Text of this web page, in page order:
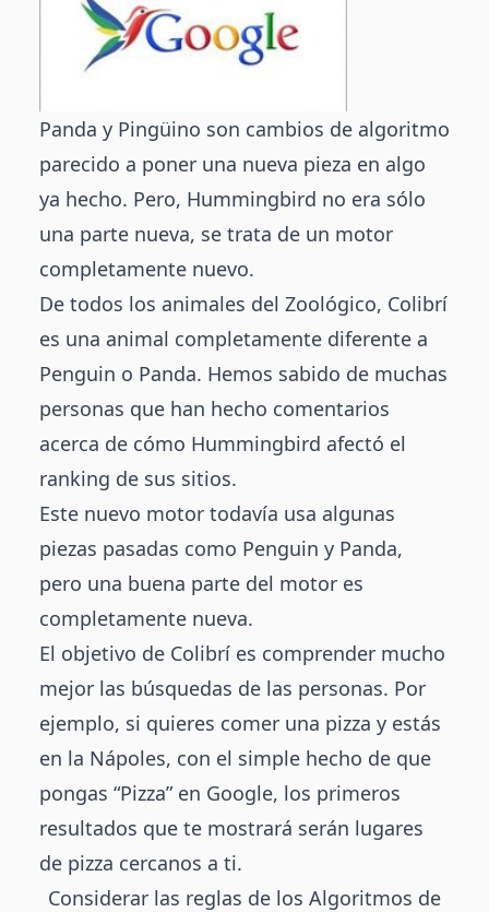
Panda y Pingüino son cambios de algoritmo
parecido a poner una nueva pieza en algo
ya hecho. Pero, Hummingbird no era sólo
una parte nueva, se trata de un motor
completamente nuevo.
De todos los animales del Zoológico, Colibrí
es una animal completamente diferente a
Penguin o Panda. Hemos sabido de muchas
personas que han hecho comentarios
acerca de cómo Hummingbird afectó el
ranking de sus sitios.
Este nuevo motor todavía usa algunas
piezas pasadas como Penguin y Panda,
pero una buena parte del motor es
completamente nueva.
El objetivo de Colibrí es comprender mucho
mejor las búsquedas de las personas. Por
ejemplo, si quieres comer una pizza y estás
en la Nápoles, con el simple hecho de que
pongas “Pizza” en Google, los primeros
resultados que te mostrará serán lugares
de pizza cercanos a ti.
Considerar las reglas de los Algoritmos de